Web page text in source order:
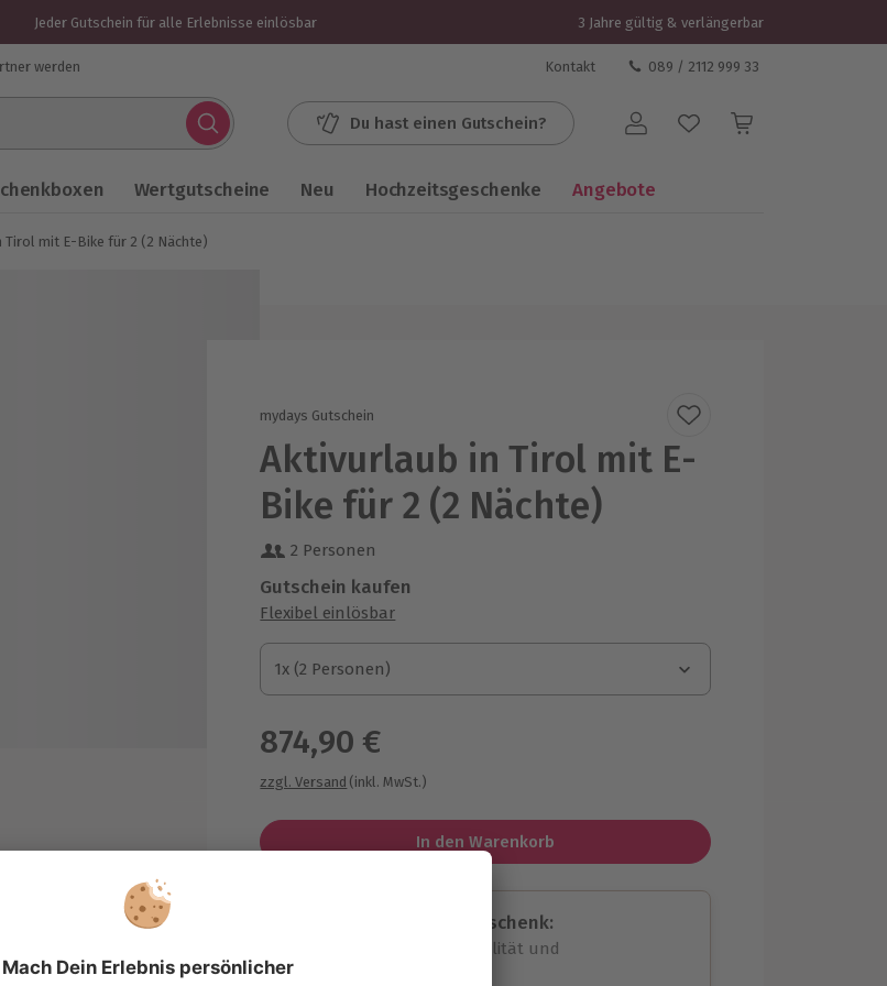
Jeder Gutschein für alle Erlebnisse einlösbar 3 Jahre gültig & verlängerbar
werden Kontakt 089 / 2112 999 33
Du hast einen Gutschein? Benutzerkonto
Wertgutscheine Neu Hochzeitsgeschenke Angebote
Tirol mit E-Bike für 2 (2 Nächte)
mydays Gutschein
Aktivurlaub in Tirol mit E-
Bike für 2 (2 Nächte)
2 Personen
Gutschein kaufen
Flexibel einlösbar
1x (2 Personen)
1x (2 Personen)
1x (2 Personen)
874,90 €
zzgl. Versand (inkl. MwSt.)
In den Warenkorb
Immer das passende Geschenk:
Große Auswahl, volle Flexibilität und
maximale Sicherheit
Dinner